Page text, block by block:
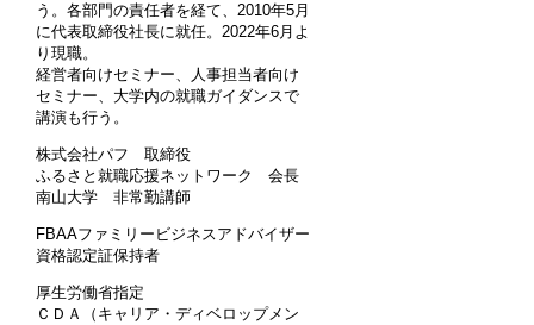
う。各部門の責任者を経て、2010年5月
に代表取締役社長に就任。2022年6月よ
り現職。
経営者向けセミナー、人事担当者向け
セミナー、大学内の就職ガイダンスで
講演も行う。
株式会社パフ 取締役
ふるさと就職応援ネットワーク 会長
南山大学 非常勤講師
FBAAファミリービジネスアドバイザー
資格認定証保持者
厚生労働省指定
ＣＤＡ（キャリア・ディベロップメン